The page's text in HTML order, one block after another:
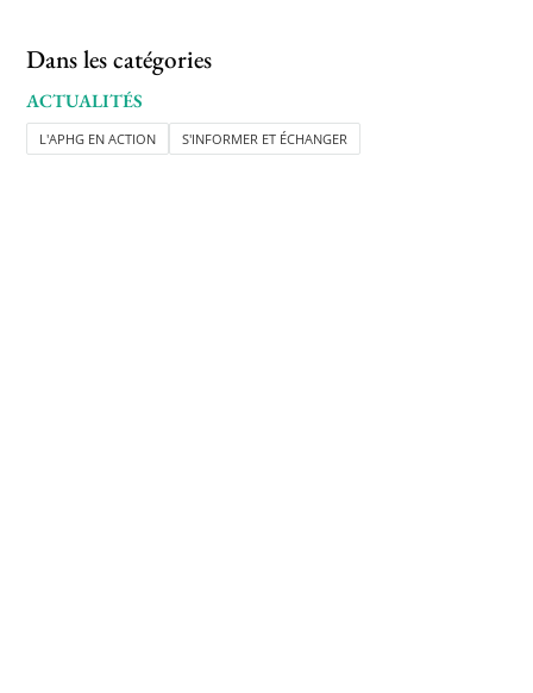
Dans les catégories
ACTUALITÉS
L'APHG EN ACTION S'INFORMER ET ÉCHANGER